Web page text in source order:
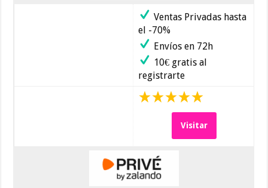
Ventas Privadas hasta
el -70%
Envíos en 72h
10€ gratis al
registrarte
Visitar